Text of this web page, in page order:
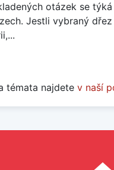
otázek se
Jestli vybraný
témata najdete v naší
u nás?